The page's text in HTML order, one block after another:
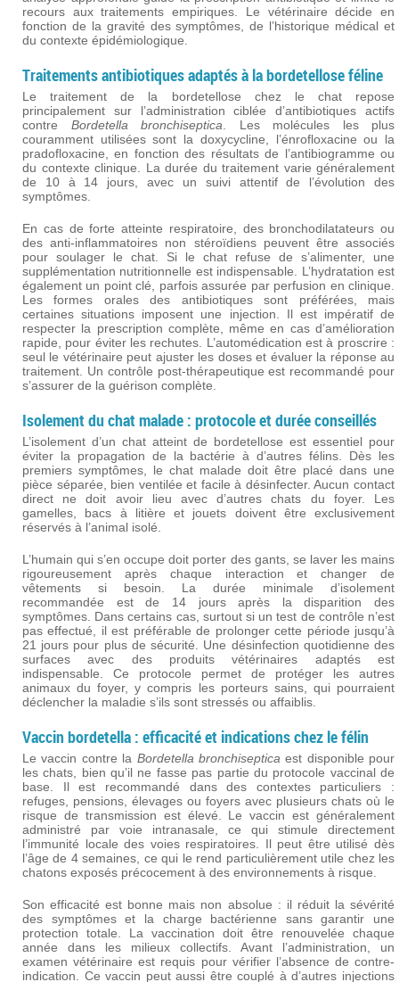
recours aux traitements empiriques. Le vétérinaire décide en
fonction de la gravité des symptômes, de l’historique médical et
du contexte épidémiologique.
Traitements antibiotiques adaptés à la bordetellose féline
Le traitement de la bordetellose chez le chat repose
principalement sur l’administration ciblée d’antibiotiques actifs
contre Bordetella bronchiseptica . Les molécules les plus
couramment utilisées sont la doxycycline, l’énrofloxacine ou la
pradofloxacine, en fonction des résultats de l’antibiogramme ou
du contexte clinique. La durée du traitement varie généralement
de 10 à 14 jours, avec un suivi attentif de l’évolution des
symptômes.
En cas de forte atteinte respiratoire, des bronchodilatateurs ou
des anti-inflammatoires non stéroïdiens peuvent être associés
pour soulager le chat. Si le chat refuse de s’alimenter, une
supplémentation nutritionnelle est indispensable. L’hydratation est
également un point clé, parfois assurée par perfusion en clinique.
Les formes orales des antibiotiques sont préférées, mais
certaines situations imposent une injection. Il est impératif de
respecter la prescription complète, même en cas d’amélioration
rapide, pour éviter les rechutes. L’automédication est à proscrire :
seul le vétérinaire peut ajuster les doses et évaluer la réponse au
traitement. Un contrôle post-thérapeutique est recommandé pour
s’assurer de la guérison complète.
Isolement du chat malade : protocole et durée conseillés
L’isolement d’un chat atteint de bordetellose est essentiel pour
éviter la propagation de la bactérie à d’autres félins. Dès les
premiers symptômes, le chat malade doit être placé dans une
pièce séparée, bien ventilée et facile à désinfecter. Aucun contact
direct ne doit avoir lieu avec d’autres chats du foyer. Les
gamelles, bacs à litière et jouets doivent être exclusivement
réservés à l’animal isolé.
L’humain qui s’en occupe doit porter des gants, se laver les mains
rigoureusement après chaque interaction et changer de
vêtements si besoin. La durée minimale d’isolement
recommandée est de 14 jours après la disparition des
symptômes. Dans certains cas, surtout si un test de contrôle n’est
pas effectué, il est préférable de prolonger cette période jusqu’à
21 jours pour plus de sécurité. Une désinfection quotidienne des
surfaces avec des produits vétérinaires adaptés est
indispensable. Ce protocole permet de protéger les autres
animaux du foyer, y compris les porteurs sains, qui pourraient
déclencher la maladie s’ils sont stressés ou affaiblis.
Vaccin bordetella : efficacité et indications chez le félin
Le vaccin contre la Bordetella bronchiseptica est disponible pour
les chats, bien qu’il ne fasse pas partie du protocole vaccinal de
base. Il est recommandé dans des contextes particuliers :
refuges, pensions, élevages ou foyers avec plusieurs chats où le
risque de transmission est élevé. Le vaccin est généralement
administré par voie intranasale, ce qui stimule directement
l’immunité locale des voies respiratoires. Il peut être utilisé dès
l’âge de 4 semaines, ce qui le rend particulièrement utile chez les
chatons exposés précocement à des environnements à risque.
Son efficacité est bonne mais non absolue : il réduit la sévérité
des symptômes et la charge bactérienne sans garantir une
protection totale. La vaccination doit être renouvelée chaque
année dans les milieux collectifs. Avant l’administration, un
examen vétérinaire est requis pour vérifier l’absence de contre-
indication. Ce vaccin peut aussi être couplé à d’autres injections